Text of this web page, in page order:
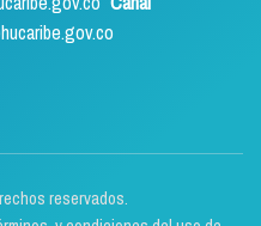
reservados.